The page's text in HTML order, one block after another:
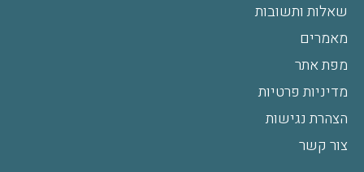
שאלות ותשובות
מאמרים
מפת אתר
מדיניות פרטיות
הצהרת נגישות
צור קשר